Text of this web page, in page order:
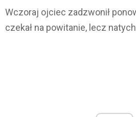
Wczoraj ojciec zadzwonił
czekał na powitanie, lecz